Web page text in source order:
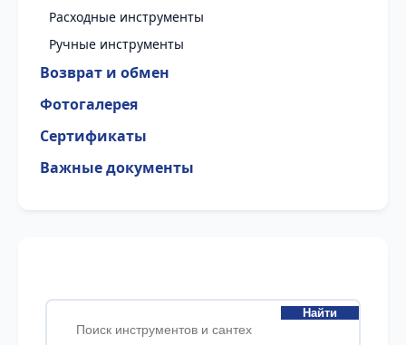
Расходные инструменты
Ручные инструменты
Возврат и обмен
Фотогалерея
Сертификаты
Важные документы
Найти